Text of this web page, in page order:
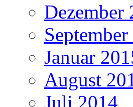
Dezember
Januar
August
Juli 2014